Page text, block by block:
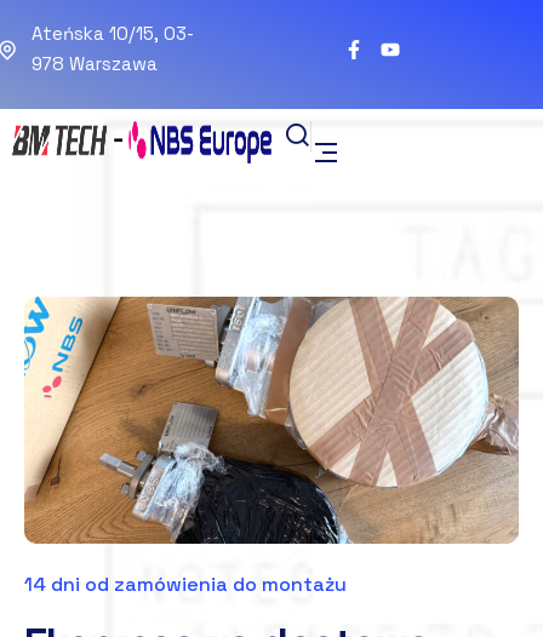
Ateńska 10/15, 03-
978 Warszawa
14 dni od zamówienia do montażu